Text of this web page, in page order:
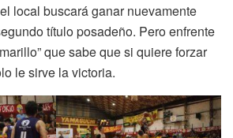
local buscará ganar nuevamente
título posadeño. Pero enfrente
que sabe que si quiere forzar
le sirve la victoria.